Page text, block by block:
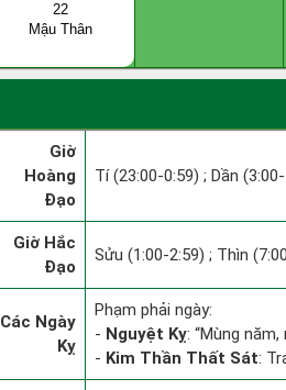
22
Mậu Thân
Giờ
Hoàng
Đạo
Tí (23:00-0:59) ; Dần
Giờ Hắc
Đạo
Sửu (1:00-2:59) ; Thìn
Các Ngày
Kỵ
Phạm phải ngày:
- Nguyệt Kỵ: “Mùng
- Kim Thần Thất Sát: